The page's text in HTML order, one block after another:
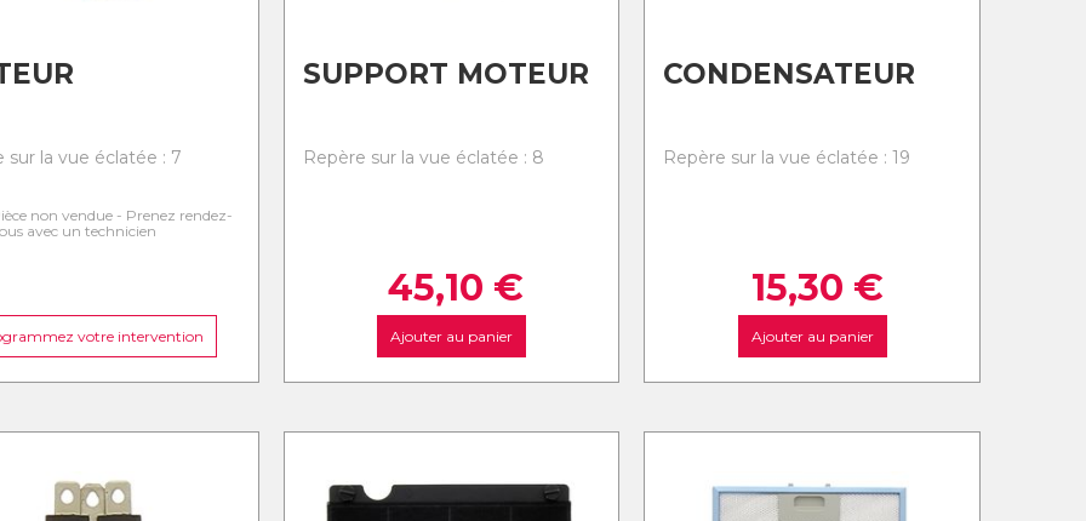
sur la vue éclatée : 7
non vendue - Prenez rendez-
avec un technicien
votre intervention
SUPPORT MOTEUR
Repère sur la vue éclatée : 8
45,10 €
Ajouter au panier
CONDENSATEUR
Repère sur la vue éclatée : 19
15,30 €
Ajouter au panier